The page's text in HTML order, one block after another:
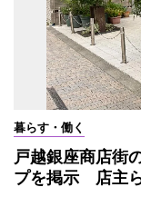
暮らす・働く
戸越銀座商店街
プを掲示 店主